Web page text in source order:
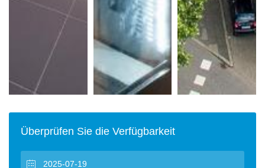
Überprüfen Sie die Verfügbarkeit